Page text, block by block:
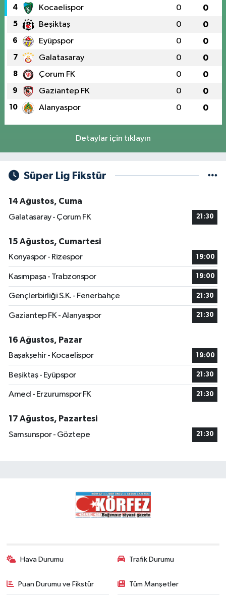
4 Kocaelispor 0 0
5 Beşiktaş 0 0
6 Eyüpspor 0 0
7 Galatasaray 0 0
8 Çorum FK 0 0
9 Gaziantep FK 0 0
10 Alanyaspor 0 0
Detaylar için tıklayın
Süper Lig Fikstür
14 Ağustos, Cuma
Galatasaray - Çorum FK
21:30
15 Ağustos, Cumartesi
Konyaspor - Rizespor
19:00
Kasımpaşa - Trabzonspor 19:00
Gençlerbirliği S.K. - Fenerbahçe 21:30
Gaziantep FK - Alanyaspor 21:30
16 Ağustos, Pazar
Başakşehir - Kocaelispor
19:00
Beşiktaş - Eyüpspor 21:30
Amed - Erzurumspor FK 21:30
17 Ağustos, Pazartesi
Samsunspor - Göztepe
21:30
Hava Durumu Trafik Durumu
Puan Durumu ve Fikstür Tüm Manşetler